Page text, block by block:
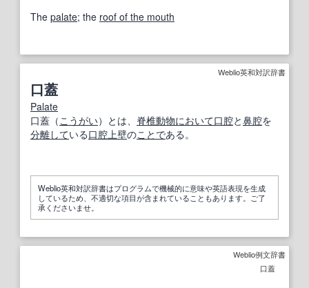
The palate; the roof of the mouth
Weblio英和対訳辞書
口蓋
Palate
口蓋（ こうがい）とは、 脊椎動物において口腔と鼻腔を
分離している口腔 上壁のことである。
Weblio英和対訳辞書はプログラムで機械的に意味や英語表現を生成
しているため、不適切な項目が含まれていることもあります。ご了
承くださいませ。
Weblio例文辞書
口蓋